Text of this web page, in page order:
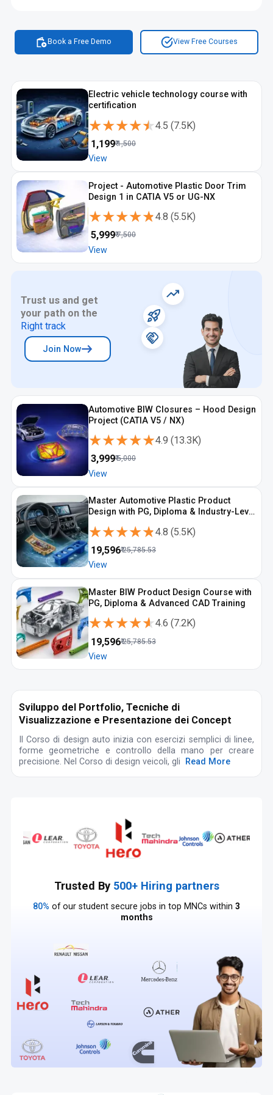
automobilistico e carriere creative.
Book a Free Demo View Free Courses
Electric vehicle technology course with
certification
★★★★★
★★★★★4.5 (7.5K)
1,199₹1,500
View
Project - Automotive Plastic Door Trim
Design 1 in CATIA V5 or UG-NX
★★★★★
★★★★★4.8 (5.5K)
5,999₹7,500
View
Trust us and get
your path on the
Right track
Join Now
Automotive BIW Closures – Hood Design
Project (CATIA V5 / NX)
★★★★★
★★★★★4.9 (13.3K)
3,999₹5,000
View
Master Automotive Plastic Product
Design with PG, Diploma & Industry-Level
★★★★★
★★★★★4.8 (5.5K)
19,596₹25,785.53
View
Master BIW Product Design Course with
PG, Diploma & Advanced CAD Training
★★★★★
★★★★★4.6 (7.2K)
19,596₹25,785.53
View
Sviluppo del Portfolio, Tecniche di
Visualizzazione e Presentazione dei Concept
Il Corso di design auto inizia con esercizi semplici di linee,
forme geometriche e controllo della mano per creare
precisione. Nel Corso di design veicoli, gli
Read More
Trusted By 500+ Hiring partners
80% of our student secure jobs in top MNCs within 3
months